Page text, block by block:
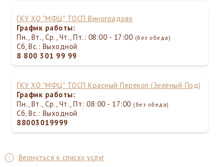
ГКУ ХО "МФЦ" ТОСП Виноградово
График работы:
Пн., Вт., Ср., Чт., Пт.: 08:00 - 17:00 (без обеда)
Сб, Вс.: Выходной
8 800 301 99 99
ГКУ ХО "МФЦ" ТОСП Красный Перекоп (Зелёный Под)
График работы:
Пн., Вт., Ср., Чт., Пт: 08:00 - 17:00 (без обеда)
Сб, Вс.: Выходной
88003019999
Вернуться к списку услуг